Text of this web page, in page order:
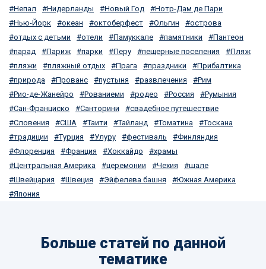
Непал
Нидерланды Новый Год
Нотр-Дам де Пари
Нью-Йорк
океан октоберфест Ольгин
острова
отдых с детьми
отели Памуккале памятники
Пантеон
парад
Париж парки Перу пещерные поселения
Пляж
пляжи
пляжный отдых Прага праздники
Прибалтика
природа
Прованс пустыня развлечения
Рим
Рио-де-Жанейро
Рованиеми родео Россия
Румыния
Сан-Франциско
Санторини
свадебное путешествие
Словения
США Таити Тайланд Томатина
Тоскана
традиции
Турция Улуру фестиваль
Финляндия
Флоренция
Франция Хоккайдо
храмы
Центральная Америка
церемонии Чехия
шале
Швейцария
Швеция Эйфелева башня
Южная Америка
Япония
Больше статей по данной
тематике